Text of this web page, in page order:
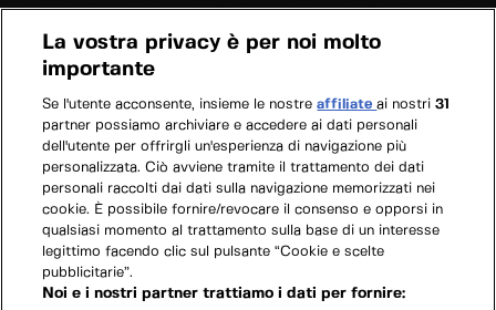
La vostra privacy è per noi molto
importante
Se l'utente acconsente, insieme le nostreaffiliateai nostri31
partner possiamo archiviare e accedere ai dati personali
dell'utente per offrirgli un'esperienza di navigazione più
personalizzata. Ciò avviene tramite il trattamento dei dati
personali raccolti dai dati sulla navigazione memorizzati nei
cookie. È possibile fornire/revocare il consenso e opporsi in
qualsiasi momento al trattamento sulla base di un interesse
legittimo facendo clic sul pulsante “Cookie e scelte
pubblicitarie”.
Noi e i nostri partner trattiamo i dati per fornire: